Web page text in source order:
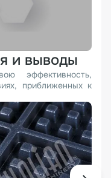
и выводы
эффективность,
приближенных к